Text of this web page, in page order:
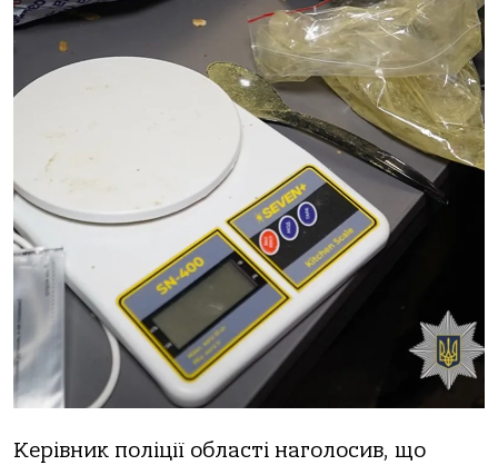
Керівник поліції області наголосив, що